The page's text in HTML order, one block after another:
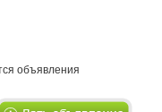
объявления